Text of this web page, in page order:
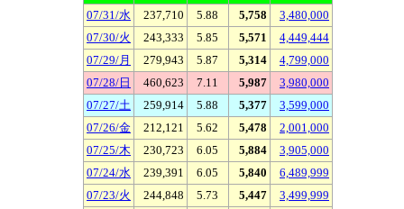
07/31/水
237,710 5.88 5,758
3,480,000
07/30/火
243,333 5.85 5,571
4,449,444
07/29/月
279,943 5.87 5,314
4,799,000
07/28/日
460,623 7.11 5,987
3,980,000
07/27/土
259,914 5.88 5,377
3,599,000
07/26/金
212,121 5.62 5,478
2,001,000
07/25/木
230,723 6.05 5,884
3,905,000
07/24/水
239,391 6.05 5,840
6,489,999
07/23/火
244,848 5.73 5,447
3,499,999